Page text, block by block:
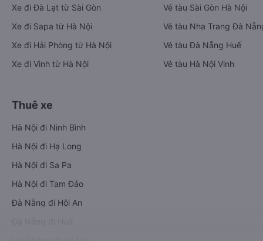
Xe đi Đà Lạt từ Sài Gòn
Xe đi Sapa từ Hà Nội
Xe đi Hải Phòng từ Hà Nội
Xe đi Vinh từ Hà Nội
Vé tàu Sài Gòn Hà Nội
Vé tàu Nha Trang Đà
Vé tàu Đà Nẵng Huế
Vé tàu Hà Nội Vinh
Thuê xe
Hà Nội đi Ninh Bình
Hà Nội đi Hạ Long
Hà Nội đi Sa Pa
Hà Nội đi Tam Đảo
Đà Nẵng đi Hội An